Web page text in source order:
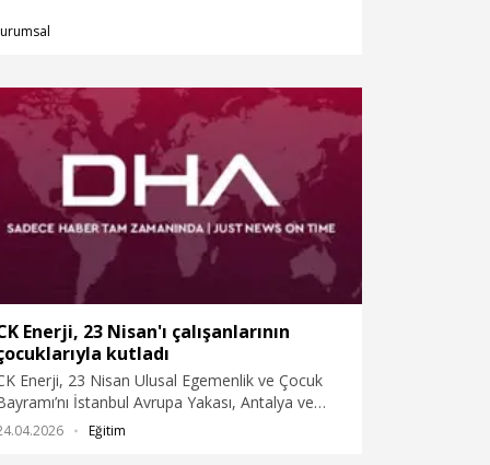
yönetimini yapacak olan şirketler, su
Enerji, 23 Nisan'ı çalışanlarının
kutladı
Enerji, 23 Nisan Ulusal Egemenlik ve Çocuk
İstanbul Avrupa Yakası, Antalya ve
çalışanlarının çocukları ile kutladı.
Çocuklar, 18 Nisan Cuma günü, üç ilde şirket
Eğitim